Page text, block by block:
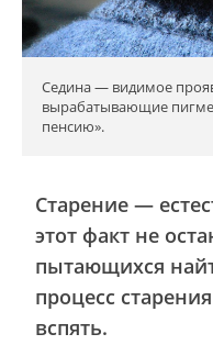
Седина — видимое
вырабатывающие
пенсию».
Старение —
этот факт не
пытающихся
процесс
вспять.